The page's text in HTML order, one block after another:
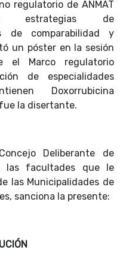
regulatorio de ANMAT
estrategias de
de comparabilidad y
un póster en la sesión
el Marco regulatorio
de especialidades
Doxorrubicina
la disertante.
Deliberante de
las facultades que le
las Municipalidades de
sanciona la presente: